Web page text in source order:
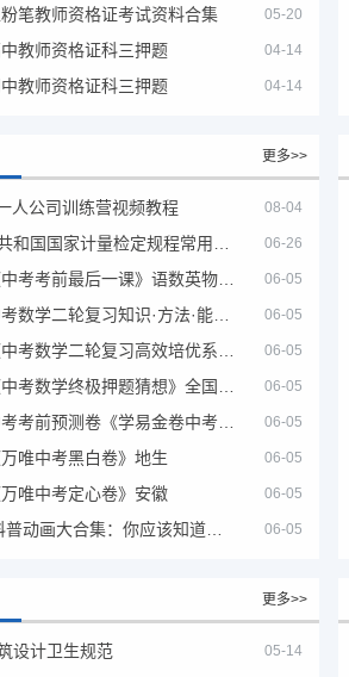
笔教师资格证考试资料合集 05-20
教师资格证科三押题 04-14
教师资格证科三押题 04-14
更多>>
人公司训练营视频教程 08-04
06-26
06-05
06-05
06-05
06-05
06-05
唯中考黑白卷》地生 06-05
唯中考定心卷》安徽 06-05
06-05
更多>>
设计卫生规范 05-14